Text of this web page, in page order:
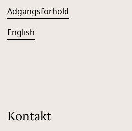
Adgangsforhold
English
Kontakt